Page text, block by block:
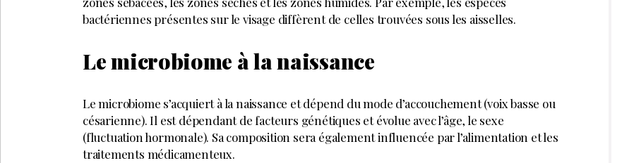
bactériennes présentes sur le visage diffèrent de celles trouvées sous les aisselles.
Le microbiome à la naissance
Le microbiome s’acquiert à la naissance et dépend du mode d’accouchement (voix basse ou
césarienne). Il est dépendant de facteurs génétiques et évolue avec l’âge, le sexe
(fluctuation hormonale). Sa composition sera également influencée par l’alimentation et les
traitements médicamenteux.